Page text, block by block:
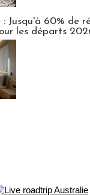
: Jusqu'à 60% de
les départs